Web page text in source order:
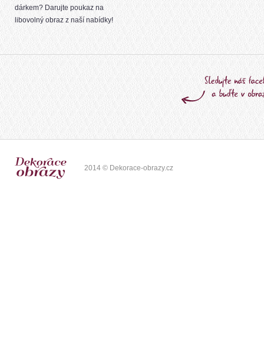
dárkem? Darujte poukaz na
libovolný obraz z naší nabídky!
2014 © Dekorace-obrazy.cz